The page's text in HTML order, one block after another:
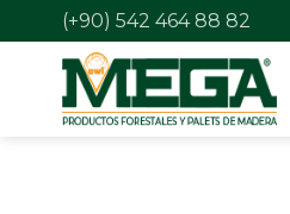
(+90) 542 464 88 82